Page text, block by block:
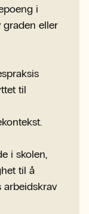
i
graden eller
til
i skolen,
til å